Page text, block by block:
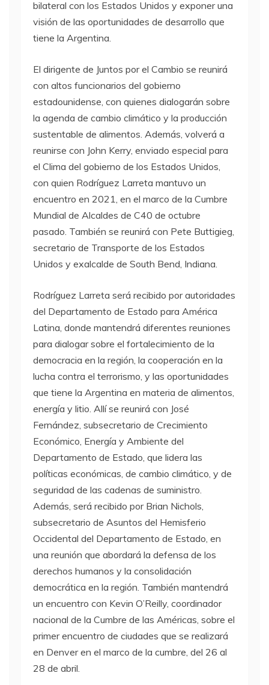
bilateral con los Estados Unidos y exponer una
visión de las oportunidades de desarrollo que
tiene la Argentina.
El dirigente de Juntos por el Cambio se reunirá
con altos funcionarios del gobierno
estadounidense, con quienes dialogarán sobre
la agenda de cambio climático y la producción
sustentable de alimentos. Además, volverá a
reunirse con John Kerry, enviado especial para
el Clima del gobierno de los Estados Unidos,
con quien Rodríguez Larreta mantuvo un
encuentro en 2021, en el marco de la Cumbre
Mundial de Alcaldes de C40 de octubre
pasado. También se reunirá con Pete Buttigieg,
secretario de Transporte de los Estados
Unidos y exalcalde de South Bend, Indiana.
Rodríguez Larreta será recibido por autoridades
del Departamento de Estado para América
Latina, donde mantendrá diferentes reuniones
para dialogar sobre el fortalecimiento de la
democracia en la región, la cooperación en la
lucha contra el terrorismo, y las oportunidades
que tiene la Argentina en materia de alimentos,
energía y litio. Allí se reunirá con José
Fernández, subsecretario de Crecimiento
Económico, Energía y Ambiente del
Departamento de Estado, que lidera las
políticas económicas, de cambio climático, y de
seguridad de las cadenas de suministro.
Además, será recibido por Brian Nichols,
subsecretario de Asuntos del Hemisferio
Occidental del Departamento de Estado, en
una reunión que abordará la defensa de los
derechos humanos y la consolidación
democrática en la región. También mantendrá
un encuentro con Kevin O’Reilly, coordinador
nacional de la Cumbre de las Américas, sobre el
primer encuentro de ciudades que se realizará
en Denver en el marco de la cumbre, del 26 al
28 de abril.